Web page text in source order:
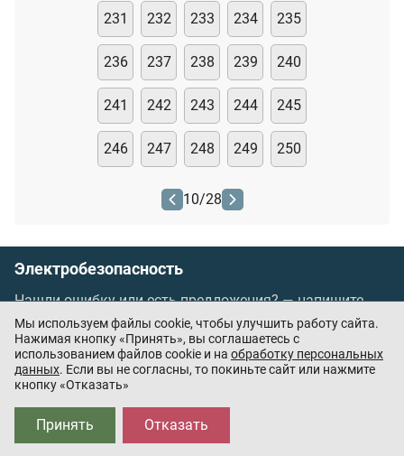
231 232 233 234 235
236 237 238 239 240
241 242 243 244 245
246 247 248 249 250
10/28
Электробезопасность
Нашли ошибку или есть предложения? —напишите
нам
Порядок проведения оплаты по банковским
картам/Цены/Оферта
Приложения партнёров:
Мы используем файлы cookie, чтобы улучшить работу сайта.
Нажимая кнопку «Принять», вы соглашаетесь с
использованием файлов cookie и на обработку персональных
данных. Если вы не согласны, то покиньте сайт или нажмите
кнопку «Отказать»
Отказать
Принять